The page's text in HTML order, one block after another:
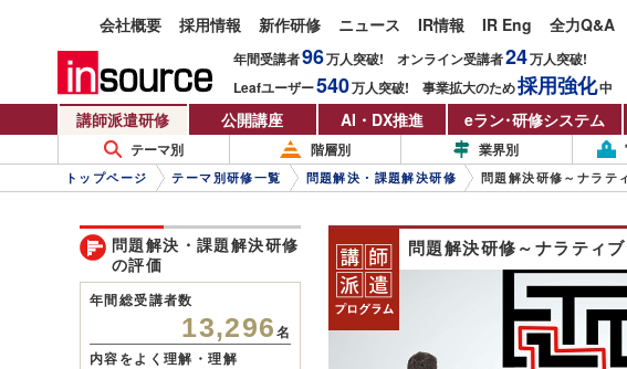
会社概要 採用情報 新作研修 ニュース IR情報 IR Eng 全力Q&A
年間受講者96万人突破! オンライン受講者24万人突破!
Leafユーザー540万人突破! 事業拡大のため採用強化中
講師派遣研修
公開講座 AI・DX推進 eラン・研修システム
テーマ別 階層別 業界別
トップページ テーマ別研修一覧 問題解決・課題解決研修 問題解決研修～ナラテ
問題解決研修～ナラティ
問題解決・課題解決研修
の評価
年間総受講者数
13,296 名
内容をよく理解・理解